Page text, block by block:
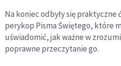
Na koniec odbyły się praktyczne
perykop Pisma Świętego, które
uświadomić, jak ważne w
poprawne przeczytanie go.